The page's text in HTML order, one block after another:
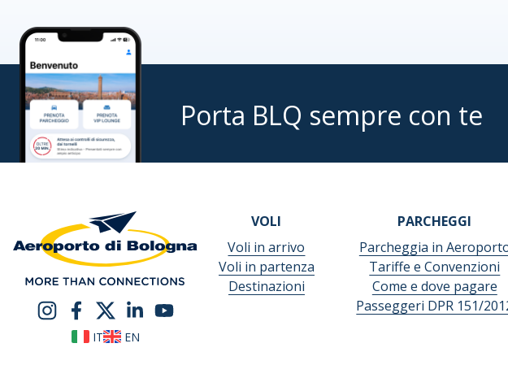
Porta BLQ sempre con te
IT EN
VOLI
Voli in arrivo
Voli in partenza
Destinazioni
PARCHEGGI
Parcheggia in
Tariffe e Convenzioni
Come e dove pagare
Passeggeri DPR 151/